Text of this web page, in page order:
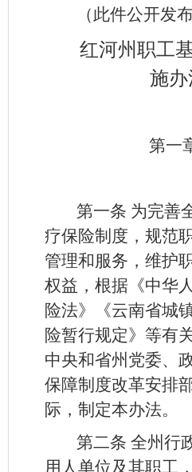
（此件公开发布
红河州职工
施办
第一
第一条 为完善
疗保险制度，规范
管理和服务，维护
权益，根据《中华
险法》《云南省城
险暂行规定》等有
中央和省州党委、
保障制度改革安排
际，制定本办法。
第二条 全州行
用人单位及其职工